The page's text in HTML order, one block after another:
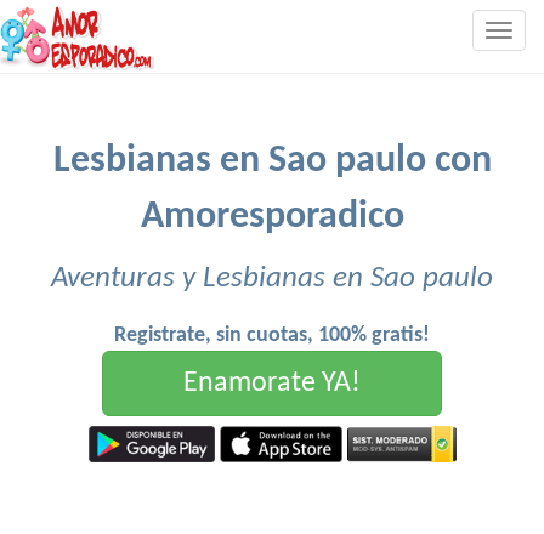
Lesbianas en Sao paulo con
Amoresporadico
Aventuras y Lesbianas en Sao paulo
Registrate, sin cuotas, 100% gratis!
Enamorate YA!